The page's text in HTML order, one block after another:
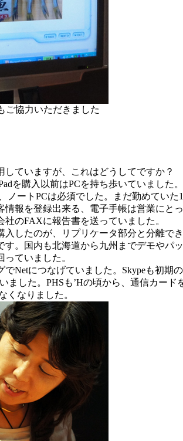
ご協力いただきました
していますが、これはどうしてですか？
を購入以前はPCを持ち歩いていまし
ノートPCは必須でした。まだ勤めてい
報を登録出来る、電子手帳は営業にと
のFAXに報告書を送っていました。
したのが、リプリケータ部分と分離で
す。国内も北海道から九州までデモや
ていました。
Netにつなげていました。Skypeも初
ました。PHSも’Hの頃から、通信カー
くなりました。